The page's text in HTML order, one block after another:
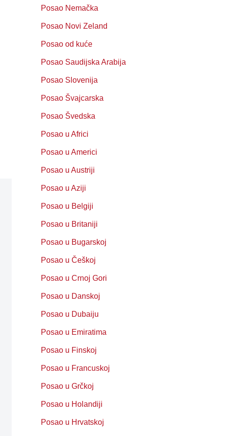
Posao Nemačka
Posao Novi Zeland
Posao od kuće
Posao Saudijska Arabija
Posao Slovenija
Posao Švajcarska
Posao Švedska
Posao u Africi
Posao u Americi
Posao u Austriji
Posao u Aziji
Posao u Belgiji
Posao u Britaniji
Posao u Bugarskoj
Posao u Češkoj
Posao u Crnoj Gori
Posao u Danskoj
Posao u Dubaiju
Posao u Emiratima
Posao u Finskoj
Posao u Francuskoj
Posao u Grčkoj
Posao u Holandiji
Posao u Hrvatskoj